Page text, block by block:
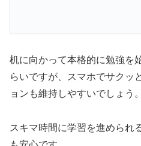
机に向かって本格的に勉強を
らいですが、スマホでサクッ
ョンも維持しやすいでしょう。
スキマ時間に学習を進められ